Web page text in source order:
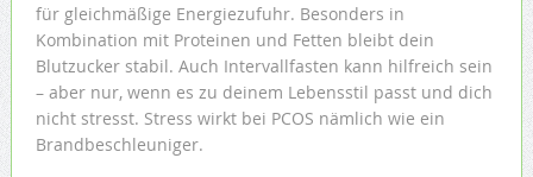
für gleichmäßige Energiezufuhr. Besonders in
Kombination mit Proteinen und Fetten bleibt dein
Blutzucker stabil. Auch Intervallfasten kann hilfreich sein
– aber nur, wenn es zu deinem Lebensstil passt und dich
nicht stresst. Stress wirkt bei PCOS nämlich wie ein
Brandbeschleuniger.